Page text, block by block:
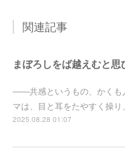
関連記事
まぼろしをば越えむと思
――共感というもの、かくも
マは、目と耳をたやすく操
2025.08.28 01:07